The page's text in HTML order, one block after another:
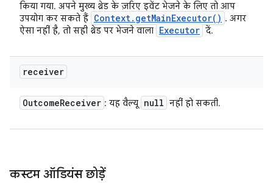
किया गया. अपने मुख्य थ्रेड के ज़रिए इवेंट भेजने के लिए तो आप
उपयोग कर सकते हैं Context. getMainExecutor( ) . अगर
ऐसा नहीं है, तो सही थ्रेड पर भेजने वाला Executor दें.
receiver
OutcomeReceiver : यह वैल्यू null नहीं हो सकती.
कस्टम ऑडियंस छोड़ें